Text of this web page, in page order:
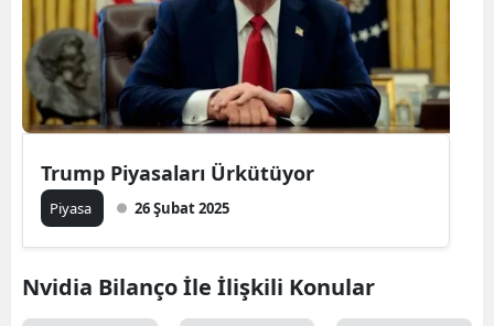
Trump Piyasaları Ürkütüyor
Piyasa 26 Şubat 2025
Nvidia Bilanço İle İlişkili Konular